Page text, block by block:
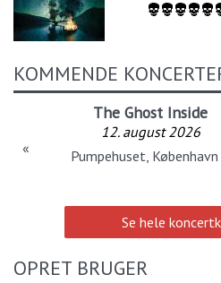
KOMMENDE
The Ghost Inside
12. august 2026
Pumpehuset, København
«
Se hele
OPRET BRUGER